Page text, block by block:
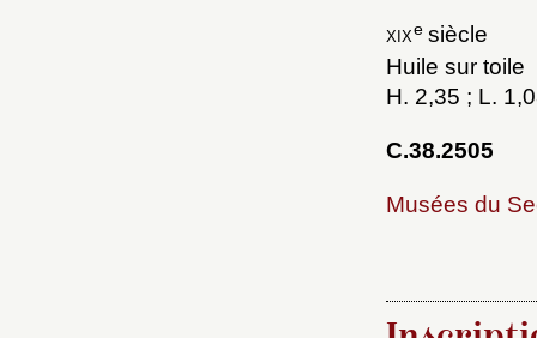
xixesiècle
Huile sur toile
H. 2,35 ; L.
C.38.2505
Musées du
Nom